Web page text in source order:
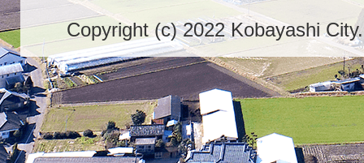
Copyright (c) 2022 Kobayashi